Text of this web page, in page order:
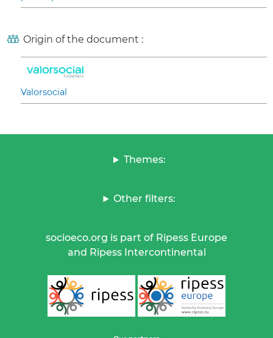
Origin of the document :
Valorsocial
Themes:
Other filters:
socioeco.org is part of Ripess Europe
and Ripess Intercontinental